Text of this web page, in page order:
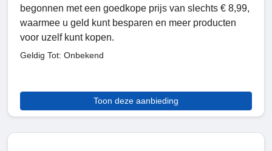
begonnen met een goedkope prijs van slechts € 8,99,
waarmee u geld kunt besparen en meer producten
voor uzelf kunt kopen.
Geldig Tot: Onbekend
Toon deze aanbieding